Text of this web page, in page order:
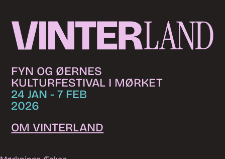
FYN OG ØERNES
KULTURFESTIVAL I MØRKET
24 JAN - 7 FEB
2026
OM VINTERLAND